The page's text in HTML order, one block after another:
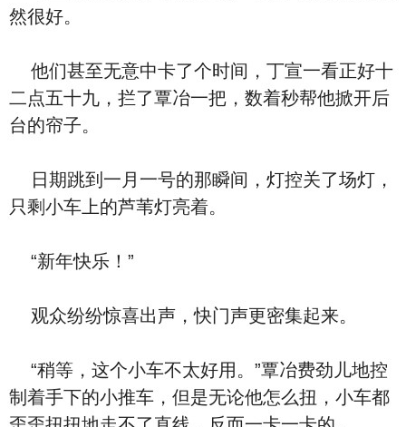
然很好。
他们甚至无意中卡了个时间，丁宣一看正好十
二点五十九，拦了覃冶一把，数着秒帮他掀开后
台的帘子。
日期跳到一月一号的那瞬间，灯控关了场灯，
只剩小车上的芦苇灯亮着。
“新年快乐！”
观众纷纷惊喜出声，快门声更密集起来。
“稍等，这个小车不太好用。”覃冶费劲儿地控
制着手下的小推车，但是无论他怎么扭，小车都